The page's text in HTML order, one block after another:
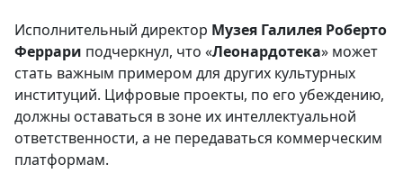
Исполнительный директор Музея Галилея Роберто
Феррари подчеркнул, что «Леонардотека» может
стать важным примером для других культурных
институций. Цифровые проекты, по его убеждению,
должны оставаться в зоне их интеллектуальной
ответственности, а не передаваться коммерческим
платформам.